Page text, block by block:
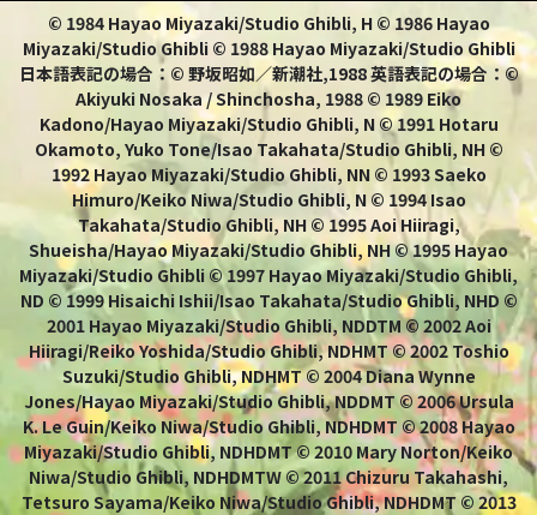
© 1984 Hayao Miyazaki/Studio Ghibli, H © 1986 Hayao
Miyazaki/Studio Ghibli © 1988 Hayao Miyazaki/Studio Ghibli
日本語表記の場合：© 野坂昭如／新潮社,1988 英語表記の場合：©
Akiyuki Nosaka / Shinchosha, 1988 © 1989 Eiko
Kadono/Hayao Miyazaki/Studio Ghibli, N © 1991 Hotaru
Okamoto, Yuko Tone/Isao Takahata/Studio Ghibli, NH ©
1992 Hayao Miyazaki/Studio Ghibli, NN © 1993 Saeko
Himuro/Keiko Niwa/Studio Ghibli, N © 1994 Isao
Takahata/Studio Ghibli, NH © 1995 Aoi Hiiragi,
Shueisha/Hayao Miyazaki/Studio Ghibli, NH © 1995 Hayao
Miyazaki/Studio Ghibli © 1997 Hayao Miyazaki/Studio Ghibli,
ND © 1999 Hisaichi Ishii/Isao Takahata/Studio Ghibli, NHD ©
2001 Hayao Miyazaki/Studio Ghibli, NDDTM © 2002 Aoi
Hiiragi/Reiko Yoshida/Studio Ghibli, NDHMT © 2002 Toshio
Suzuki/Studio Ghibli, NDHMT © 2004 Diana Wynne
Jones/Hayao Miyazaki/Studio Ghibli, NDDMT © 2006 Ursula
K. Le Guin/Keiko Niwa/Studio Ghibli, NDHDMT © 2008 Hayao
Miyazaki/Studio Ghibli, NDHDMT © 2010 Mary Norton/Keiko
Niwa/Studio Ghibli, NDHDMTW © 2011 Chizuru Takahashi,
Tetsuro Sayama/Keiko Niwa/Studio Ghibli, NDHDMT © 2013